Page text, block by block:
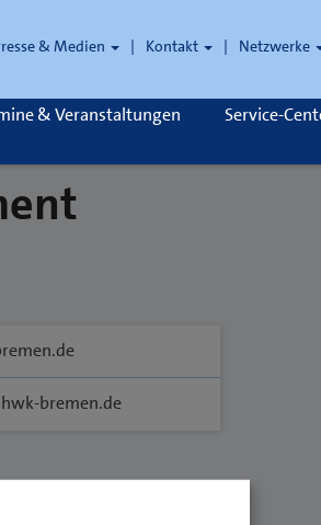
& Medien Kontakt Netzwerke
& Veranstaltungen
Service-
bremen.de